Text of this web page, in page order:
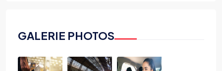
GALERIE PHOTOS